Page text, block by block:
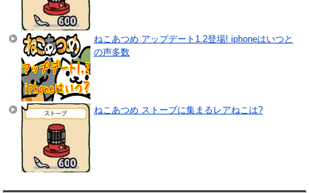
ねこあつめ アップデート1.2登場! iphoneはいつと
の声多数
ねこあつめ ストーブに集まるレアねこは?